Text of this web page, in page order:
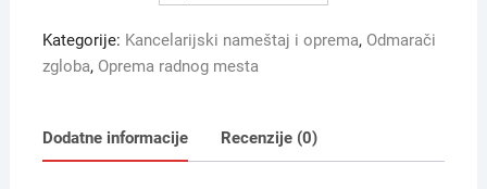
Kategorije: Kancelarijski nameštaj i oprema, Odmarači
zgloba, Oprema radnog mesta
Dodatne informacije Recenzije (0)